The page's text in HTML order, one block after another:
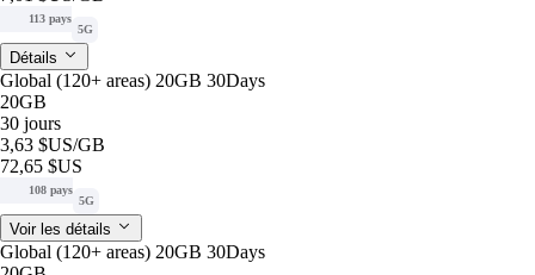
113 pays
5G
Détails
Global (120+ areas) 20GB 30Days
20GB
30 jours
3,63 $US/GB
72,65 $US
108 pays
5G
Voir les détails
Global (120+ areas) 20GB 30Days